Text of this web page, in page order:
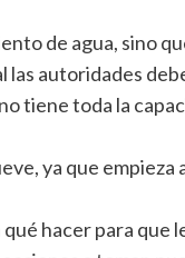
de agua, sino
las autoridades
tiene toda la
ya que empieza
hacer para que